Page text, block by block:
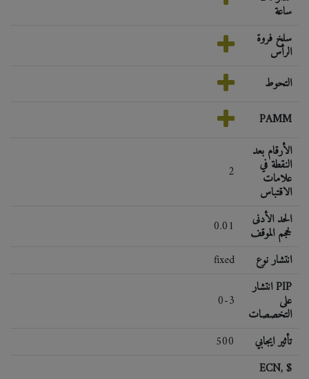
ساعة
سلخ فروة
الرأس
التحوط
PAMM
2
الأرقام بعد
النقطة في
علامات
الاقتباس
0.01
الحد الأدنى
لحجم الموقف
fixed
انتشار نوع
0-3
انتشار PIP
على
التخصصات
500
تأثير ايجابي
ECN, $